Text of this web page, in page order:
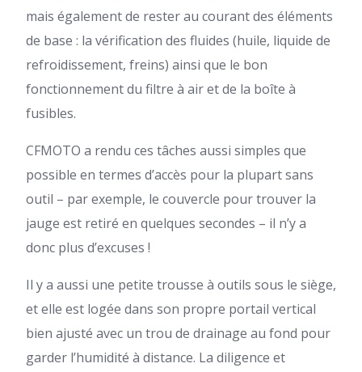
mais également de rester au courant des éléments
de base : la vérification des fluides (huile, liquide de
refroidissement, freins) ainsi que le bon
fonctionnement du filtre à air et de la boîte à
fusibles.
CFMOTO a rendu ces tâches aussi simples que
possible en termes d’accès pour la plupart sans
outil – par exemple, le couvercle pour trouver la
jauge est retiré en quelques secondes – il n’y a
donc plus d’excuses !
Il y a aussi une petite trousse à outils sous le siège,
et elle est logée dans son propre portail vertical
bien ajusté avec un trou de drainage au fond pour
garder l’humidité à distance. La diligence et